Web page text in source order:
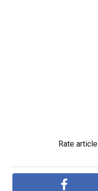
Rate article